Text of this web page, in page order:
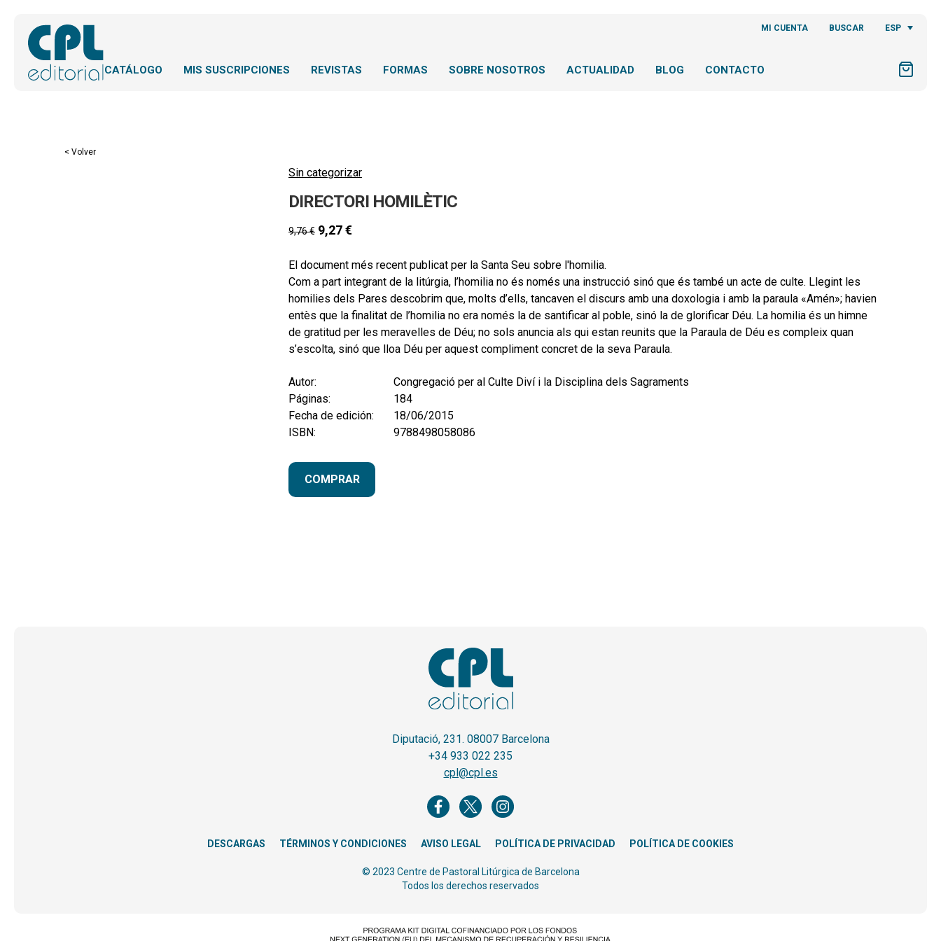
MI CUENTA BUSCAR ESP
CATÁLOGO MIS SUSCRIPCIONES REVISTAS FORMAS SOBRE NOSOTROS ACTUALIDAD BLOG CONTACTO
< Volver
Sin categorizar
DIRECTORI HOMILÈTIC
9,76€ 9,27€
El document més recent publicat per la Santa Seu sobre l'homilia.
Com a part integrant de la litúrgia, l’homilia no és només una instrucció sinó que és també un acte de culte. Llegint les
homilies dels Pares descobrim que, molts d’ells, tancaven el discurs amb una doxologia i amb la paraula «Amén»; havien
entès que la finalitat de l’homilia no era només la de santificar al poble, sinó la de glorificar Déu. La homilia és un himne
de gratitud per les meravelles de Déu; no sols anuncia als qui estan reunits que la Paraula de Déu es compleix quan
s’escolta, sinó que lloa Déu per aquest compliment concret de la seva Paraula.
Autor:
Congregació per al Culte Diví i la Disciplina dels Sagraments
Páginas:
184
Fecha de edición:
18/06/2015
ISBN:
9788498058086
COMPRAR
Diputació, 231. 08007 Barcelona
+34 933 022 235
cpl@cpl.es
DESCARGAS TÉRMINOS Y CONDICIONES AVISO LEGAL POLÍTICA DE PRIVACIDAD POLÍTICA DE COOKIES
© 2023 Centre de Pastoral Litúrgica de Barcelona
Todos los derechos reservados